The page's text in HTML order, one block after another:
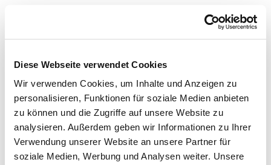
Diese Webseite verwendet Cookies
Wir verwenden Cookies, um Inhalte und Anzeigen zu
personalisieren, Funktionen für soziale Medien anbieten
zu können und die Zugriffe auf unsere Website zu
analysieren. Außerdem geben wir Informationen zu Ihrer
Verwendung unserer Website an unsere Partner für
soziale Medien, Werbung und Analysen weiter. Unsere